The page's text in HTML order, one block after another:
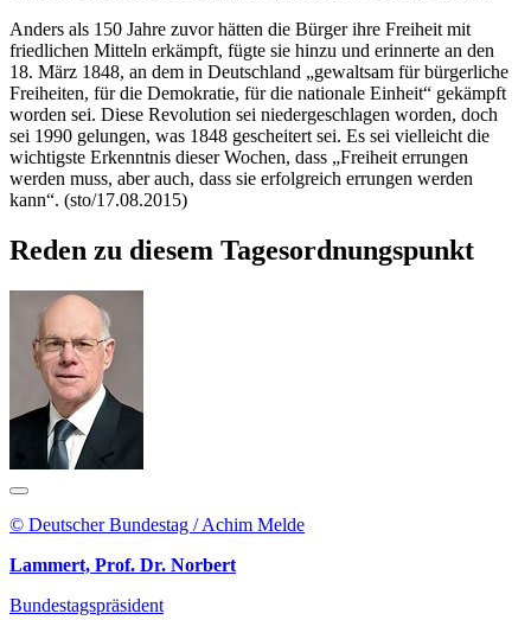
Anders als 150 Jahre zuvor hätten die Bürger ihre Freiheit mit
friedlichen Mitteln erkämpft, fügte sie hinzu und erinnerte an den
18. März 1848, an dem in Deutschland „gewaltsam für bürgerliche
Freiheiten, für die Demokratie, für die nationale Einheit“ gekämpft
worden sei. Diese Revolution sei niedergeschlagen worden, doch
sei 1990 gelungen, was 1848 gescheitert sei. Es sei vielleicht die
wichtigste Erkenntnis dieser Wochen, dass „Freiheit errungen
werden muss, aber auch, dass sie erfolgreich errungen werden
kann“. (sto/17.08.2015)
Reden zu diesem Tagesordnungspunkt
© Deutscher Bundestag / Achim Melde
Lammert, Prof. Dr. Norbert
Bundestagspräsident